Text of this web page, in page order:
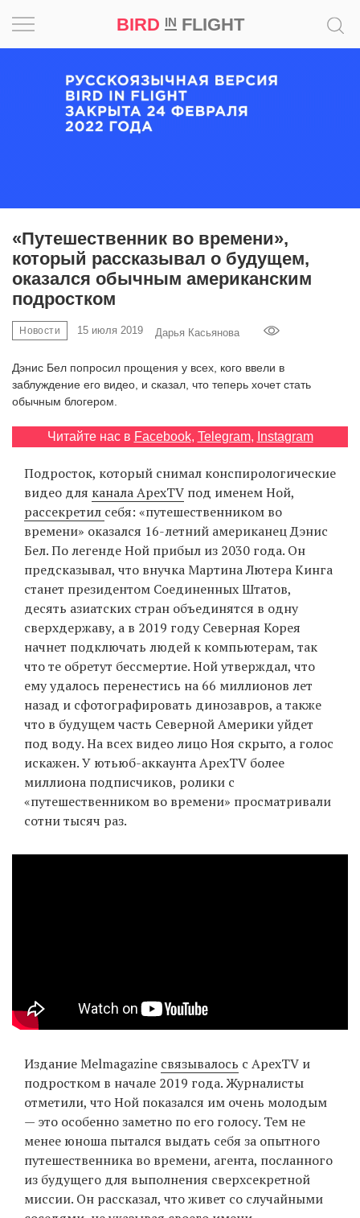
BIRD INFLIGHT
«Путешественник во времени»,
который рассказывал о будущем,
оказался обычным американским
подростком
Новости 15 июля 2019 Дарья Касьянова
Дэнис Бел попросил прощения у всех, кого ввели в
заблуждение его видео, и сказал, что теперь хочет стать
обычным блогером.
Читайте нас в Facebook, Telegram, Instagram
Подросток, который снимал конспирологические
видео для канала ApexTV под именем Ной,
рассекретил себя: «путешественником во
времени» оказался 16-летний американец Дэнис
Бел. По легенде Ной прибыл из 2030 года. Он
предсказывал, что внучка Мартина Лютера Кинга
станет президентом Соединенных Штатов,
десять азиатских стран объединятся в одну
сверхдержаву, а в 2019 году Северная Корея
начнет подключать людей к компьютерам, так
что те обретут бессмертие. Ной утверждал, что
ему удалось перенестись на 66 миллионов лет
назад и сфотографировать динозавров, а также
что в будущем часть Северной Америки уйдет
под воду. На всех видео лицо Ноя скрыто, а голос
искажен. У ютьюб-аккаунта ApexTV более
миллиона подписчиков, ролики с
«путешественником во времени» просматривали
сотни тысяч раз.
Издание Melmagazine связывалось с ApexTV и
подростком в начале 2019 года. Журналисты
отметили, что Ной показался им очень молодым
— это особенно заметно по его голосу. Тем не
менее юноша пытался выдать себя за опытного
путешественника во времени, агента, посланного
из будущего для выполнения сверхсекретной
миссии. Он рассказал, что живет со случайными